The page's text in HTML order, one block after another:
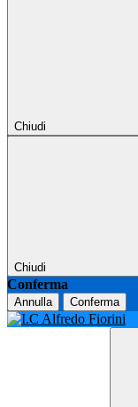
Chiudi
Chiudi
Conferma
Annulla Conferma